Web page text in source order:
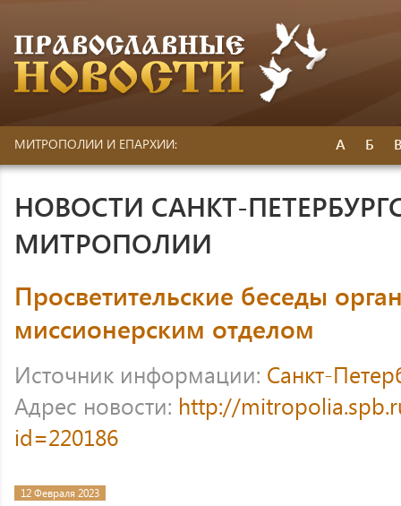
МИТРОПОЛИИ И ЕПАРХИИ: А Б
НОВОСТИ САНКТ-
МИТРОПОЛИИ
Просветительские беседы
миссионерским отделом
Источник информации: Санкт-
Адрес новости: http://
id=220186
12 Февраля 2023